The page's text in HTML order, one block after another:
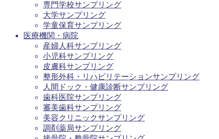
専門学校サンプリング
大学サンプリング
学童保育サンプリング
医療機関・病院
産婦人科サンプリング
小児科サンプリング
皮膚科サンプリング
整形外科・リハビリテーションサンプリング
人間ドック・健康診断サンプリング
歯科医院サンプリング
審美歯科サンプリング
美容クリニックサンプリング
調剤薬局サンプリング